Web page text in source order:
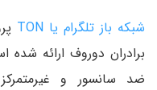
شبکه باز تلگرام یا TON
ضد سانسور و